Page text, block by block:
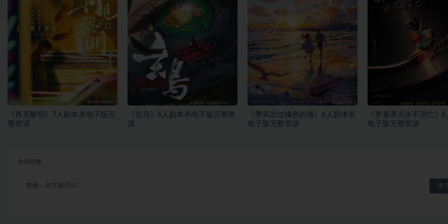
《再见黎明》7人剧本杀电子版完
整资源
《玄鸟》6人剧本杀电子版完整资
源
《季风吹过橘色的海》6人剧本杀
电子版完整资源
《罗曼蒂克永不消亡》
电子版完整资源
登录... 后才能评论